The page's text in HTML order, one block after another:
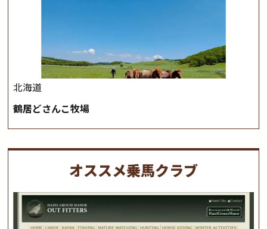
北海道
鶴居どさんこ牧場
オススメ乗馬クラブ